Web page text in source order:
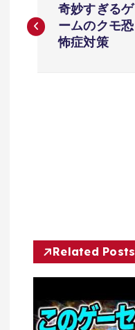
稿
ョ
ン
奇妙すぎるゲ
ームのクモ恐
怖症対策
Related Posts